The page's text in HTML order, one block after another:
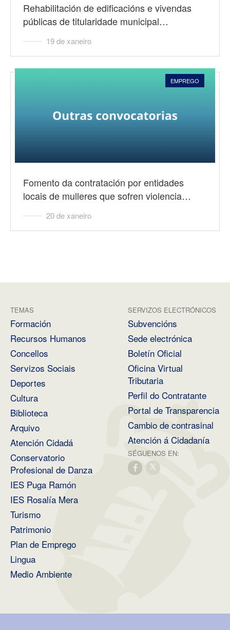
Rehabilitación de edificacións e vivendas
públicas de titularidade municipal…
19 de xaneiro
EMPREGO
Fomento da contratación por entidades
locais de mulleres que sofren violencia…
20 de xaneiro
TEMAS
Formación
Recursos Humanos
Concellos
Servizos Sociais
Deportes
Cultura
Biblioteca
Arquivo
Atención Cidadá
Conservatorio
Profesional de Danza
IES Puga Ramón
IES Rosalía Mera
Turismo
Patrimonio
Plan de Emprego
Lingua
Medio Ambiente
SERVIZOS ELECTRÓNICOS
Subvencións
Sede electrónica
Boletín Oficial
Oficina Virtual
Tributaria
Perfil do Contratante
Portal de Transparencia
Cambio de contrasinal
Atención á Cidadanía
SÉGUENOS EN: